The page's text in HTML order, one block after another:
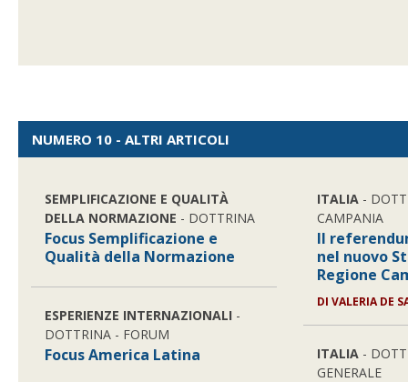
NUMERO 10 - ALTRI ARTICOLI
SEMPLIFICAZIONE E QUALITÀ
DELLA NORMAZIONE - DOTTRINA
Focus Semplificazione e
Qualità della Normazione
ESPERIENZE INTERNAZIONALI -
DOTTRINA - FORUM
Focus America Latina
ITALIA -
CAMPANIA
Il
nel nuovo
Regione
DI VALERIA DE
ITALIA -
GENERALE